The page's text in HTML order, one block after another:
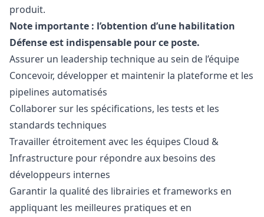
produit.
Note importante : l’obtention d’une habilitation
Défense est indispensable pour ce poste.
Assurer un leadership technique au sein de l’équipe
Concevoir, développer et maintenir la plateforme et les
pipelines automatisés
Collaborer sur les spécifications, les tests et les
standards techniques
Travailler étroitement avec les équipes Cloud &
Infrastructure pour répondre aux besoins des
développeurs internes
Garantir la qualité des librairies et frameworks en
appliquant les meilleures pratiques et en